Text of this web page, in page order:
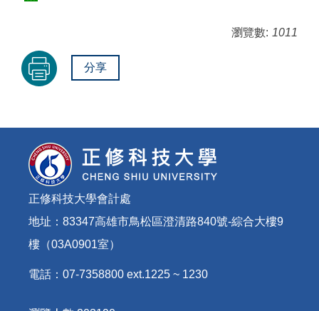
瀏覽數: 1011
分享
正修科技大學會計處
地址：83347高雄市鳥松區澄清路840號-綜合大樓9
樓（03A0901室）
電話：07-7358800 ext.1225 ~ 1230